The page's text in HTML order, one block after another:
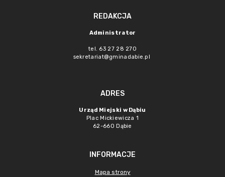
REDAKCJA
Administrator
tel. 63 27 28 270
sekretariat@gminadabie.pl
ADRES
Urząd Miejski w Dąbiu
Plac Mickiewicza 1
62-660 Dąbie
INFORMACJE
Mapa strony